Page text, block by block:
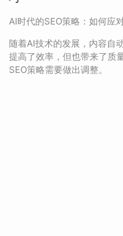
AI时代的SEO策略：如何应
随着AI技术的发展，内容自
提高了效率，但也带来了质
SEO策略需要做出调整。